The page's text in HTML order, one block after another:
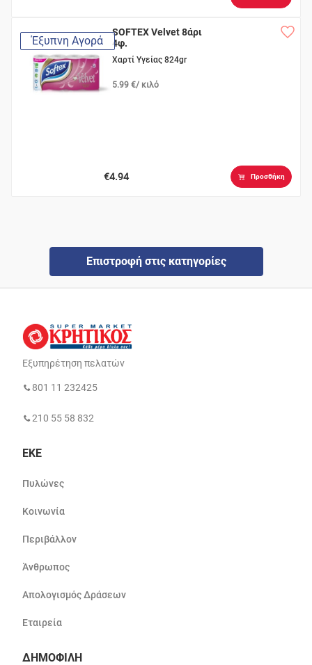
Έξυπνη Αγορά
SOFTEX Velvet 8άρι
4φ.
Χαρτί Υγείας 824gr
5.99 €/ κιλό
€4.94 Προσθήκη
Επιστροφή στις κατηγορίες
Εξυπηρέτηση πελατών
801 11 232425
210 55 58 832
ΕΚΕ
Πυλώνες
Κοινωνία
Περιβάλλον
Άνθρωπος
Απολογισμός Δράσεων
Εταιρεία
ΔΗΜΟΦΙΛΗ